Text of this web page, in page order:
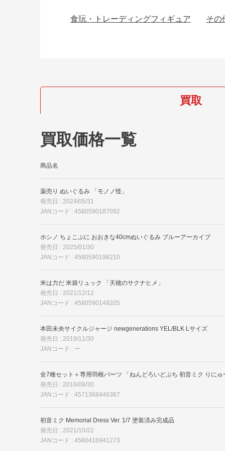
食玩・トレーディングフィギュア その
買取
買取価格一覧
商品名
薬売り ぬいぐるみ 「モノノ怪」
発売日 : 2024/05/31
JANコード : 4580590187092
ホシノ ちょこぷに おおきな40cmぬいぐるみ ブルーアーカイブ
発売日 : 2025/01/30
JANコード : 4580590198210
米は力だ 米袋リュック 「天穂のサクナヒメ」
発売日 : 2021/12/12
JANコード : 4580590149205
本田未央サイクルジャージ newgenerations YEL/BLK Lサイズ
発売日 : 2019/11/30
JANコード : ー
全7種セット＋専用羽根パーツ 「ねんどろいどぷち 初音ミク りにゅ
発売日 : 2016/09/30
JANコード : 4571368446367
初音ミク Memorial Dress Ver. 1/7 塗装済み完成品
発売日 : 2021/10/22
JANコード : 4580416941273